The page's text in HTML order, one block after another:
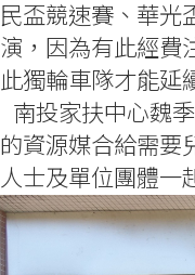
民盃競速賽、華光
演，因為有此經費
此獨輪車隊才能延
南投家扶中心魏
的資源媒合給需要
人士及單位團體一